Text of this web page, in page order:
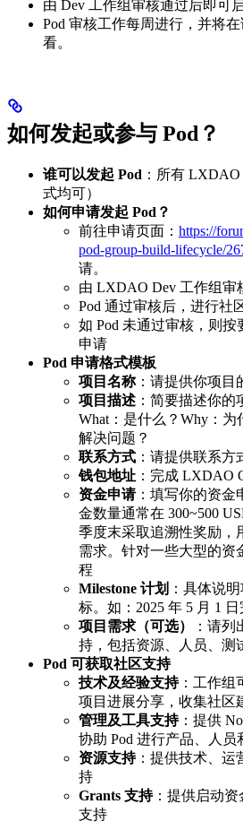
由 Dev 工作组审核通过后即可启
Pod 审核工作每周进行，并将
看。
如何发起或参与 Pod？
谁可以发起 Pod ：所有
式均可）
如何申请发起 Pod？
前往申请页面： https://
pod-group-build-lifecycle/
请。
由 LXDAO Dev 工作组审
Pod 通过审核后，进行社
如 Pod 未通过审核，则
申请
Pod 申请格式模板
项目名称：请提供你项目
项目描述 ：简要描述你的
What：是什么？Why：
解决问题？
联系方式 ：请提供联系方
钱包地址 ：完成 LXDAO
资金申请：填写你的资金
金数量通常在 300~500
季度末采取追溯性奖励，
需求。针对一些大型的资
程
Milestone 计划 ：具体说
标。如：2025 年 5 月 1
项目需求（可选）
：请
持，包括资源、人员、测
Pod 可获取社区支持
技术及经验支持：工作组
项目进展分享，收集社区
管理及工具支持：提供
协助 Pod 进行产品、人员
资源支持：提供技术、运
持
Grants 支持：提供启动资
支持